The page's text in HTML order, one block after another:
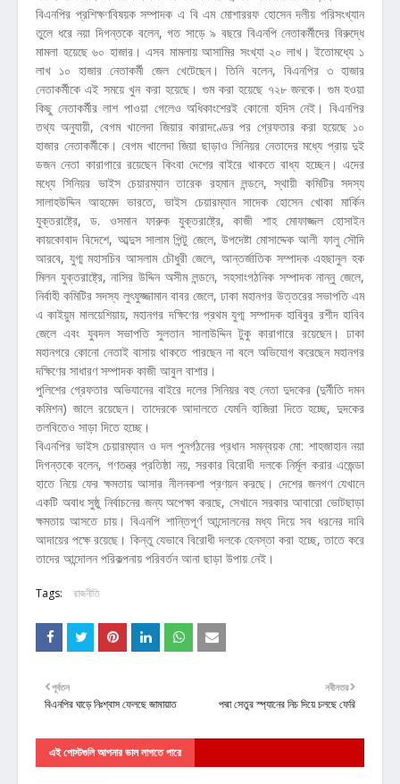
বিএনপির প্রশিক্ষণবিষয়ক সম্পাদক এ বি এম মোশাররফ হোসেন দলীয় পরিসংখ্যান
তুলে ধরে নয়া দিগন্তকে বলেন, গত সাড়ে ৯ বছরে বিএনপি নেতাকর্মীদের বিরুদ্ধে
মামলা হয়েছে ৬০ হাজার। এসব মামলায় আসামির সংখ্যা ২০ লাখ। ইতোমধ্যে ১
লাখ ১০ হাজার নেতাকর্মী জেল খেটেছেন। তিনি বলেন, বিএনপির ৩ হাজার
নেতাকর্মীকে এই সময়ে খুন করা হয়েছে। গুম করা হয়েছে ৭২৮ জনকে। গুম হওয়া
কিছু নেতাকর্মীর লাশ পাওয়া গেলেও অধিকাংশেরই কোনো হদিস নেই। বিএনপির
তথ্য অনুযায়ী, বেগম খালেদা জিয়ার কারাদণ্ডের পর গ্রেফতার করা হয়েছে ১০
হাজার নেতাকর্মীকে। বেগম খালেদা জিয়া ছাড়াও সিনিয়র নেতাদের মধ্যে প্রায় দুই
ডজন নেতা কারাগারে রয়েছেন কিংবা দেশের বাইরে থাকতে বাধ্য হচ্ছেন। এদের
মধ্যে সিনিয়র ভাইস চেয়ারম্যান তারেক রহমান লন্ডনে, স্থায়ী কমিটির সদস্য
সালাহউদ্দিন আহমেদ ভারতে, ভাইস চেয়ারম্যান সাদেক হোসেন খোকা মার্কিন
যুক্তরাষ্ট্রে, ড. ওসমান ফারুক যুক্তরাষ্ট্রে, কাজী শাহ মোফাজ্জল হোসাইন
কায়কোবাদ বিদেশে, আব্দুস সালাম পিন্টু জেলে, উপদেষ্টা মোসাদ্দেক আলী ফালু সৌদি
আরবে, যুগ্ম মহাসচিব আসলাম চৌধুরী জেলে, আন্তর্জাতিক সম্পাদক এহছানুল হক
মিলন যুক্তরাষ্ট্রে, নাসির উদ্দিন অসীম লন্ডনে, সহসাংগঠনিক সম্পাদক নান্নু জেলে,
নির্বাহী কমিটির সদস্য লুৎফুজ্জামান বাবর জেলে, ঢাকা মহানগর উত্তরের সভাপতি এম
এ কাইয়ুম মালয়েশিয়ায়, মহানগর দক্ষিণের প্রথম যুগ্ম সম্পাদক হাবিবুর রশীদ হাবিব
জেলে এবং যুবদল সভাপতি সুলতান সালাউদ্দিন টুকু কারাগারে রয়েছেন। ঢাকা
মহানগরে কোনো নেতাই বাসায় থাকতে পারছেন না বলে অভিযোগ করেছেন মহানগর
দক্ষিণের সাধারণ সম্পাদক কাজী আবুল বাশার।
পুলিশের গ্রেফতার অভিযানের বাইরে দলের সিনিয়র বহু নেতা দুদকের (দুর্নীতি দমন
কমিশন) জালে রয়েছেন। তাদেরকে আদালতে যেমনি হাজিরা দিতে হচ্ছে, দুদকের
তলবিতেও সাড়া দিতে হচ্ছে।
বিএনপির ভাইস চেয়ারম্যান ও দল পুনর্গঠনের প্রধান সমন্বয়ক মো: শাহজাহান নয়া
দিগন্তকে বলেন, গণতন্ত্র প্রতিষ্ঠা নয়, সরকার বিরোধী দলকে নির্মূল করার এজেন্ডা
হাতে নিয়ে ফের ক্ষমতায় আসার নীলনকশা প্রণয়ন করছে। দেশের জনগণ যেখানে
একটি অবাধ সুষ্ঠু নির্বাচনের জন্য অপেক্ষা করছে, সেখানে সরকার আবারো ভোটছাড়া
ক্ষমতায় আসতে চায়। বিএনপি শান্তিপূর্ণ আন্দোলনের মধ্য দিয়ে সব ধরনের দাবি
আদায়ের পক্ষে রয়েছে। কিন্তু যেভাবে বিরোধী দলকে হেনস্তা করা হচ্ছে, তাতে করে
তাদের আন্দোলন পরিকল্পনায় পরিবর্তন আনা ছাড়া উপায় নেই।
Tags: রাজনীতি
নবীনতর
পদ্মা সেতুর স্প্যানের নিচ দিয়ে চলছে ফেরি
পূর্বতন
বিএনপির ঘাড়ে নিঃশ্বাস ফেলছে জামায়াত
এই পোস্টগুলি আপনার ভাল লাগতে পারে